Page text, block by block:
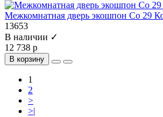
Межкомнатная дверь экошпон Co 29
13653
В наличии ✓
12 738 р
В корзину
1
2
>
>|